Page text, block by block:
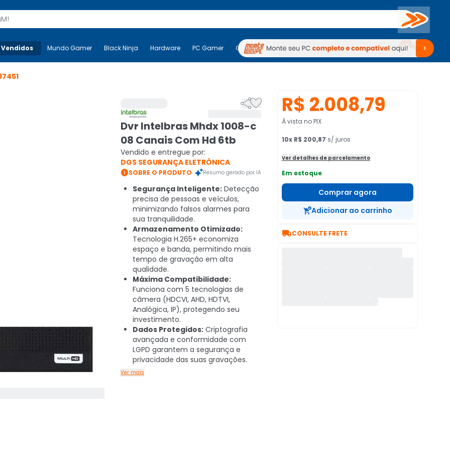
Buscar
Mais-v- Mundo Gamer Black Ninja Hardware PC Gamer Computadores Periféricos TV Venda no KaBuM!
Mundo Gamer Black Ninja Hardware PC Gamer Computadores Periféricos TV Venda no KaBuM!

Dvr Intelbras Mhdx 1008-c
08 Canais Com Hd 6tb
Vendido e entregue por:
DGS SEGURANÇA ELETRÔNICA
SOBRE O PRODUTO Resumo gerado por IA
Segurança Inteligente: Detecção
precisa de pessoas e veículos,
minimizando falsos alarmes para
sua tranquilidade.
Armazenamento Otimizado:
Tecnologia H.265+ economiza
espaço e banda, permitindo mais
tempo de gravação em alta
qualidade.
Máxima Compatibilidade:
Funciona com 5 tecnologias de
câmera (HDCVI, AHD, HDTVI,
Analógica, IP), protegendo seu
investimento.
Dados Protegidos: Criptografia
avançada e conformidade com
LGPD garantem a segurança e
privacidade das suas gravações.
Ver mais
R$ 2.008,79
À vista no PIX
10x R$ 200,87 s/ juros
Ver detalhes de parcelamento
Em estoque
Comprar agora
Adicionar ao carrinho
CONSULTE FRETE